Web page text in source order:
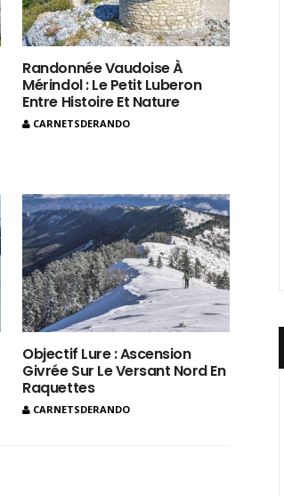
Randonnée Vaudoise À
Mérindol : Le Petit Luberon
Entre Histoire Et Nature
CARNETSDERANDO
Objectif Lure : Ascension
Givrée Sur Le Versant Nord En
Raquettes
CARNETSDERANDO